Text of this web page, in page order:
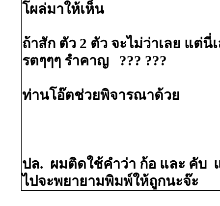
โผล่มาให้เห็น
ถ้าสัก ตัว 2 ตัว จะไม่ว่าเลย แต่
รตๆๆๆ รำคาญ ??? ???
ท่านโอ๊ตช่วยพิจารณาด้วย
ปล. ผมติดใช้คำว่า ก้อ และ คับ
ไปจะพยายามพิมพ์ให้ถูกนะจ๊ะ